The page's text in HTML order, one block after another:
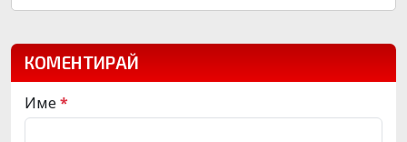
КОМЕНТИРАЙ
Име*